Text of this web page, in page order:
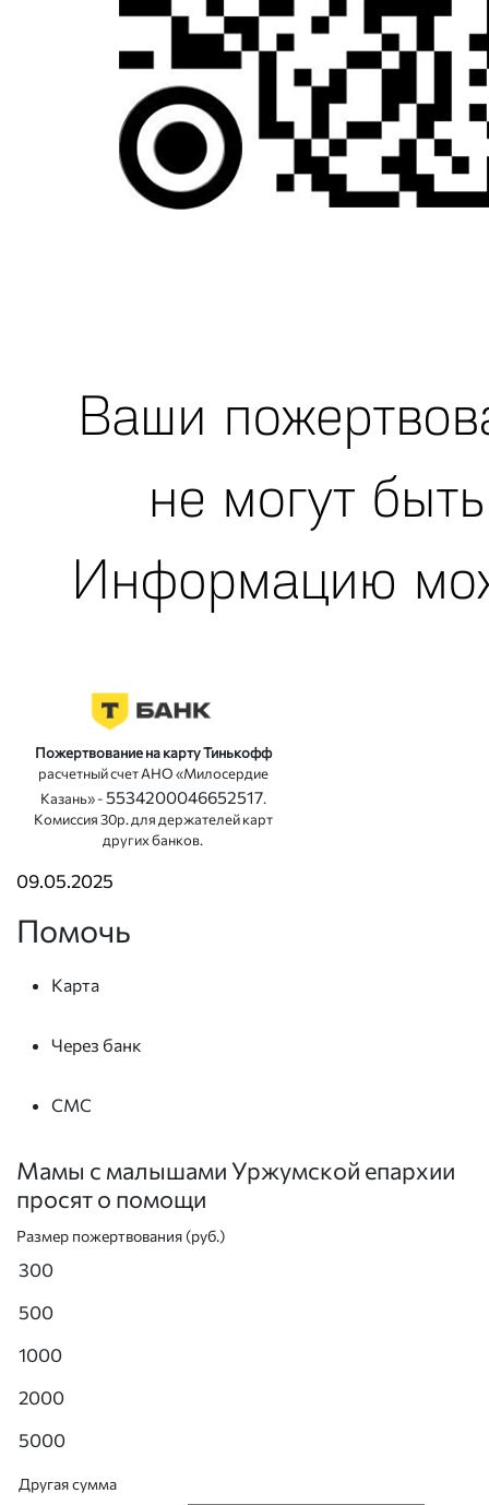
Пожертвование на карту Тинькофф
расчетный счет АНО «Милосердие
Казань» - 5534200046652517.
Комиссия 30р. для держателей карт
других банков.
09.05.2025
Помочь
Карта
Через банк
СМС
Мамы с малышами Уржумской епархии
просят о помощи
Размер пожертвования (руб.)
300
500
1000
2000
5000
Другая сумма